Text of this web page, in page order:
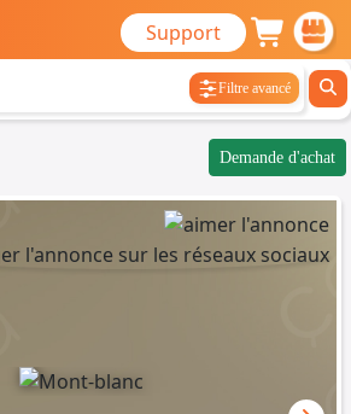
Support
Filtre avancé
Demande d'achat